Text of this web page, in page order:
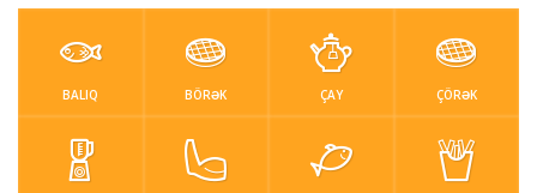
Sous Suplar Tortlar
Toyuqlar
Yemek resepti
faydali melumat
Əlaqə
BALIQ BÖRƏK ÇAY ÇÖRƏK